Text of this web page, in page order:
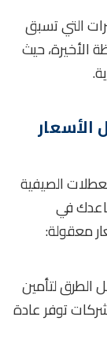
التي تسبق
الأخيرة، حيث
الأسعار
الصيفية
في
معقولة:
الطرق لتأمين
توفر عادة